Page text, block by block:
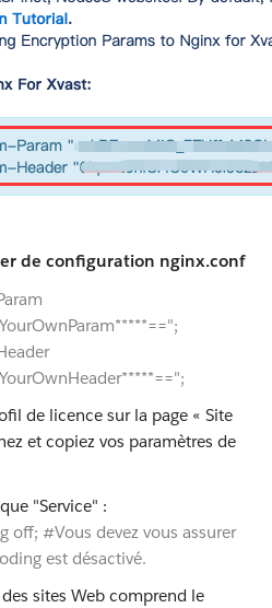
de configuration nginx.conf
de licence sur la page « Site
et copiez vos paramètres de
"Service" :
off; #Vous devez vous assurer
est désactivé.
sites Web comprend le